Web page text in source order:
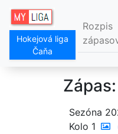
Hokejová liga
Čaňa
Rozpis
Sezóna
Kolo 1